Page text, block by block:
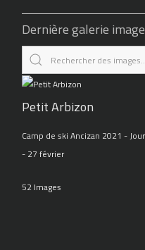
Dernière galerie
Petit Arbizon
Camp de ski Ancizan 2021 -
- 27 février
52 Images